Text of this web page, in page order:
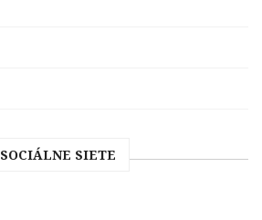
SOCIÁLNE SIETE